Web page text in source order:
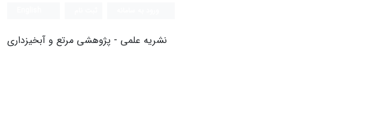
نشریه علمی - پژوهشی مرتع و آبخیزداری